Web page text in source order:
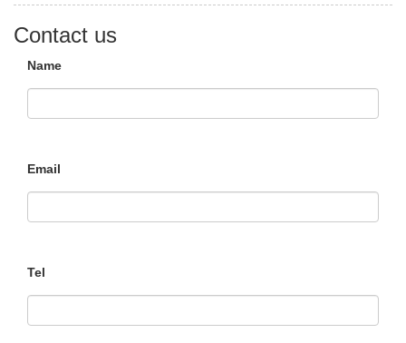
Contact us
Name
Email
Tel